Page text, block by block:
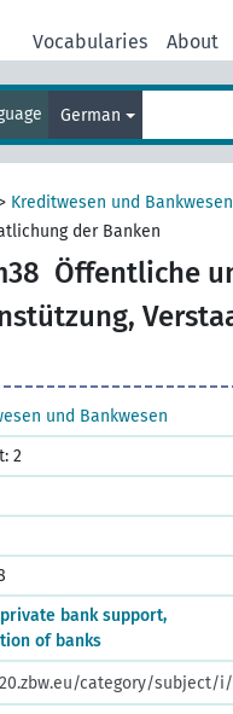
Vocabularies About
German
Kreditwesen und Bankwesen
der Banken
Öffentliche
und Bankwesen
2
bank support,
of banks
category/subject/i/